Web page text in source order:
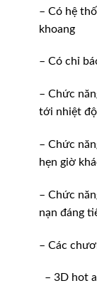
– Có hệ
khoang
– Có chỉ
– Chức
tới nhiệt
– Chức
hẹn giờ
– Chức
nạn đáng
– Các
– 3D hot